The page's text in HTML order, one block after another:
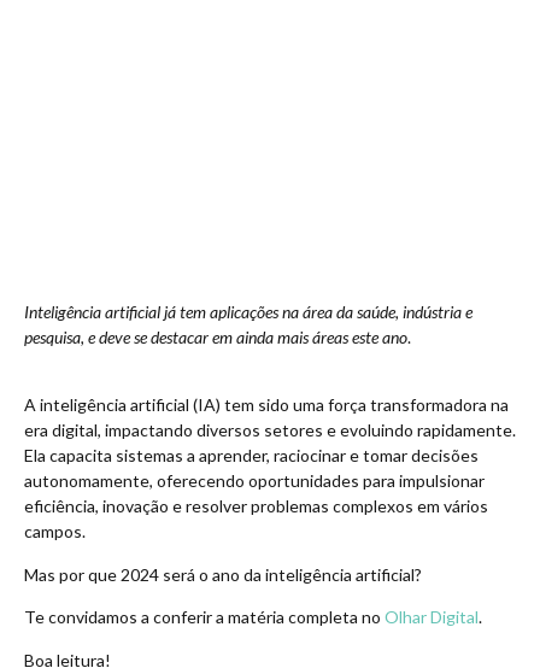
Inteligência artificial já tem aplicações na área da saúde, indústria e
pesquisa, e deve se destacar em ainda mais áreas este ano.
A inteligência artificial (IA) tem sido uma força transformadora na
era digital, impactando diversos setores e evoluindo rapidamente.
Ela capacita sistemas a aprender, raciocinar e tomar decisões
autonomamente, oferecendo oportunidades para impulsionar
eficiência, inovação e resolver problemas complexos em vários
campos.
Mas por que 2024 será o ano da inteligência artificial?
Te convidamos a conferir a matéria completa no Olhar Digital.
Boa leitura!